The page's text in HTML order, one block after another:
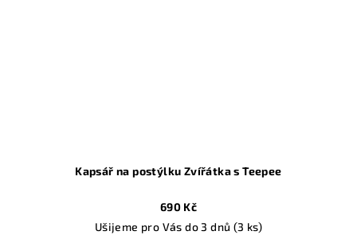
Kapsář na postýlku Zvířátka s Teepee
690 Kč
Ušijeme pro Vás do 3 dnů (3 ks)